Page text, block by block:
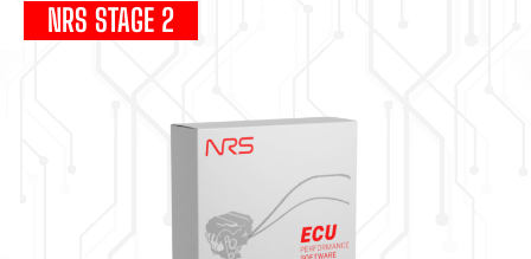
NRS STAGE 2